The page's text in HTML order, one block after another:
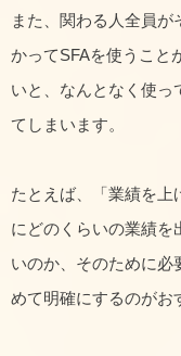
また、関わる人全員
かってSFAを使うこと
いと、なんとなく使っ
てしまいます。
たとえば、「業績を上
にどのくらいの業績を
いのか、そのために必
めて明確にするのがお